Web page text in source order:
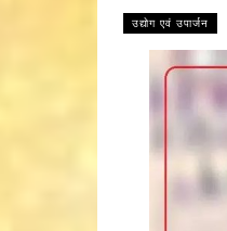
उद्योग एवं उपार्जन